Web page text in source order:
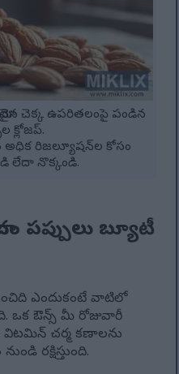
చెక్క ఉపరితలంపై పండిన
క్లోజప్.
రిజల్యూషన్‌ల కోసం
లేదా నొక్కండి.
పప్పులు బ్యూటీ
ఎందుకంటే వాటిలో
ఒక ఔన్స్ మీ రోజువారీ
విటమిన్ చర్మ కణాలను
రక్షిస్తుంది.